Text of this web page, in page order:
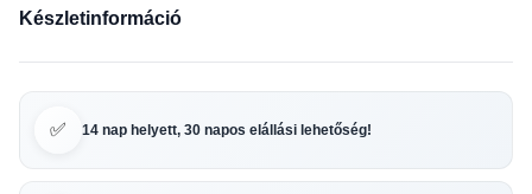
Készletinformáció
✅ 14 nap helyett, 30 napos elállási lehetőség!